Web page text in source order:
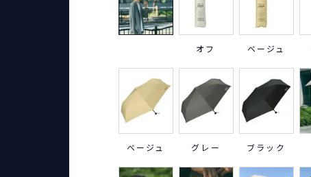
オフ ベージュ
ベージュ グレー ブラック